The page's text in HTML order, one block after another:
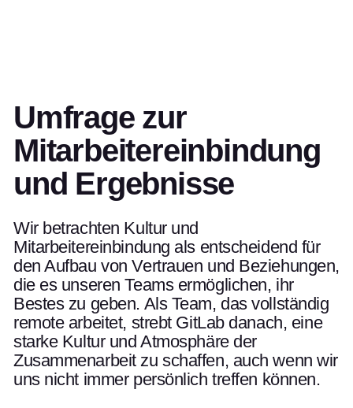
Umfrage zur
Mitarbeitereinbindung
und Ergebnisse
Wir betrachten Kultur und
Mitarbeitereinbindung als entscheidend für
den Aufbau von Vertrauen und Beziehungen,
die es unseren Teams ermöglichen, ihr
Bestes zu geben. Als Team, das vollständig
remote arbeitet, strebt GitLab danach, eine
starke Kultur und Atmosphäre der
Zusammenarbeit zu schaffen, auch wenn wir
uns nicht immer persönlich treffen können.